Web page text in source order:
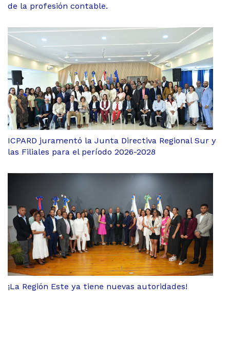
de la profesión contable.
ICPARD juramentó la Junta Directiva Regional Sur y
las Filiales para el período 2026-2028
¡La Región Este ya tiene nuevas autoridades!